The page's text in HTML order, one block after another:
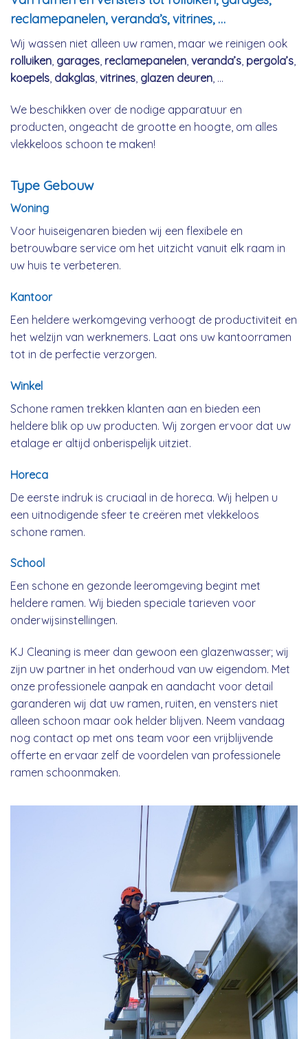
reclamepanelen, veranda’s, vitrines, …
Wij wassen niet alleen uw ramen, maar we reinigen ook
rolluiken garages reclamepanelen veranda’s pergola’s
koepels dakglas vitrines glazen deuren , …
We beschikken over de nodige apparatuur en
producten, ongeacht de grootte en hoogte, om alles
vlekkeloos schoon te maken!
Type Gebouw
Woning
Voor huiseigenaren bieden wij een flexibele en
betrouwbare service om het uitzicht vanuit elk raam in
uw huis te verbeteren.
Kantoor
Een heldere werkomgeving verhoogt de productiviteit en
het welzijn van werknemers. Laat ons uw kantoorramen
tot in de perfectie verzorgen.
Winkel
Schone ramen trekken klanten aan en bieden een
heldere blik op uw producten. Wij zorgen ervoor dat uw
etalage er altijd onberispelijk uitziet.
Horeca
De eerste indruk is cruciaal in de horeca. Wij helpen u
een uitnodigende sfeer te creëren met vlekkeloos
schone ramen.
School
Een schone en gezonde leeromgeving begint met
heldere ramen. Wij bieden speciale tarieven voor
onderwijsinstellingen.
KJ Cleaning is meer dan gewoon een glazenwasser; wij
zijn uw partner in het onderhoud van uw eigendom. Met
onze professionele aanpak en aandacht voor detail
garanderen wij dat uw ramen, ruiten, en vensters niet
alleen schoon maar ook helder blijven. Neem vandaag
nog contact op met ons team voor een vrijblijvende
offerte en ervaar zelf de voordelen van professionele
ramen schoonmaken.